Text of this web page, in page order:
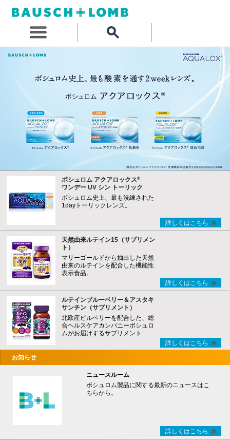
ボシュロム アクアロックス®
ワンデー UV シン トーリック
ボシュロム史上、最も洗練された
1dayトーリックレンズ。
詳しくはこちら
天然由来ルテイン15（サプリメン
ト）
マリーゴールドから抽出した天然
由来のルテインを配合した機能性
表示食品。
詳しくはこちら
ルテインブルーベリー＆アスタキ
サンチン（サプリメント）
北欧産ビルベリーを配合した、総
合ヘルスケアカンパニーボシュロ
ムがお届けするサプリメント
詳しくはこちら
お知らせ
ニュースルーム
ボシュロム製品に関する最新のニュースはこ
ちらから。
詳しくはこちら